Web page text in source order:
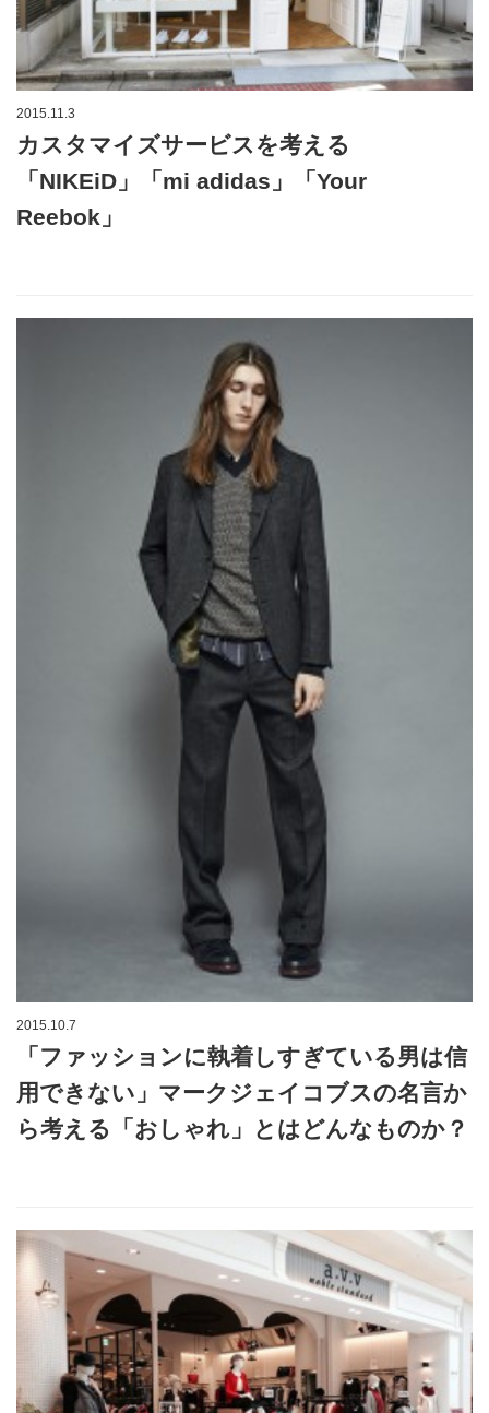
2015.11.3
カスタマイズサービスを考える
「NIKEiD」「mi adidas」「Your
Reebok」
2015.10.7
「ファッションに執着しすぎている男は信
用できない」マークジェイコブスの名言か
ら考える「おしゃれ」とはどんなものか？